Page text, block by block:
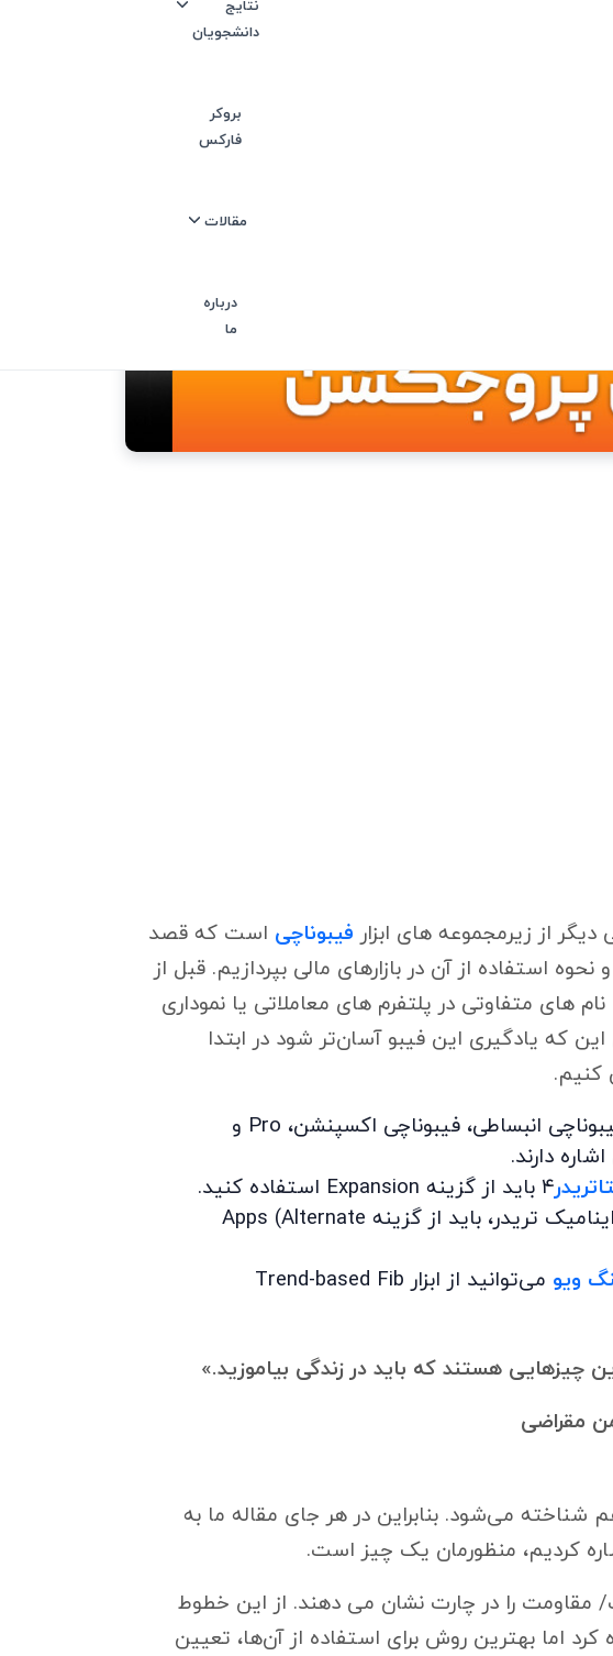
نتایج
دانشجویان
بروکر
فارکس
مقالات
درباره
ما
دیگر از زیرمجموعه های ابزار فیبوناچی است که قصد
استفاده از آن در بازارهای مالی بپردازیم. قبل از
های متفاوتی در پلتفرم های معاملاتی یا نموداری
که یادگیری این فیبو آسان‌تر شود در ابتدا
کنیم.
انبساطی، فیبوناچی اکسپنشن، Pro و
دارند.
۴ باید از گزینه Expansion استفاده کنید.
تریدر، باید از گزینه
Apps (Alternate
ویو
می‌توانید از ابزار Trend-based Fib
چیزهایی هستند که باید در زندگی بیاموزید.»
مقراضی
می‌شود. بنابراین در هر جای مقاله ما به
کردیم، منظورمان یک چیز است.
را در چارت نشان می دهند. از این خطوط
اما بهترین روش برای استفاده از آن‌ها، تعیین